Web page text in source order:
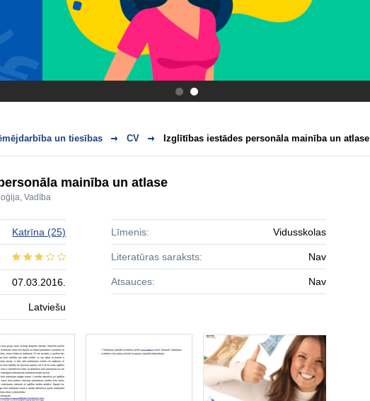
.
un tiesības CV Izglītības iestādes personāla mainība un atlase
mainība un atlase
, Vadība
Katrīna (25)
07.03.2016.
Latviešu
Līmenis: Vidusskolas
Literatūras saraksts: Nav
Atsauces: Nav